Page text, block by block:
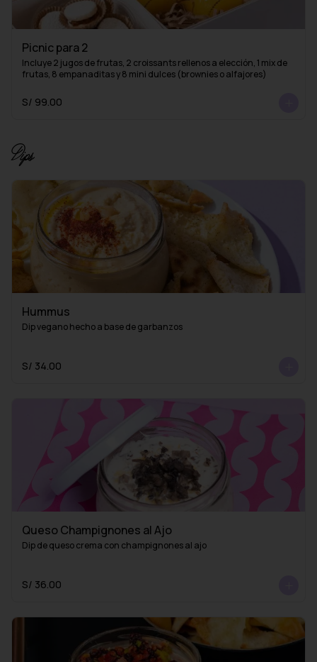
Picnic para 2
Incluye 2 jugos de frutas, 2 croissants rellenos a elección, 1 mix de
frutas, 8 empanaditas y 8 mini dulces (brownies o alfajores)
S/ 99.00
Dips
Hummus
Dip vegano hecho a base de garbanzos
S/ 34.00
Queso Champignones al Ajo
Dip de queso crema con champignones al ajo
S/ 36.00